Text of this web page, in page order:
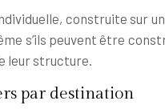
construite sur
s’ils peuvent être
leur structure.
par destination